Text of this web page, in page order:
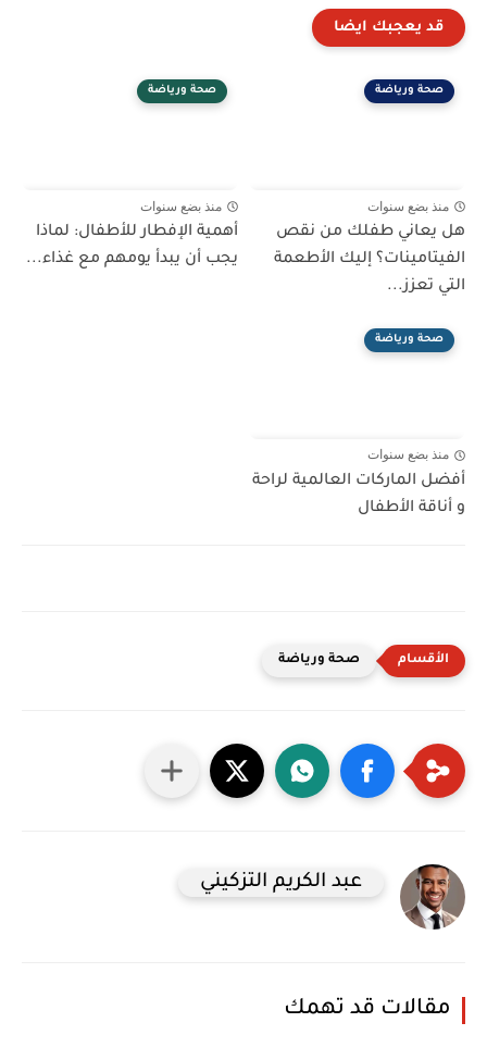
قد يعجبك ايضا
صحة ورياضة
منذ بضع سنوات
هل يعاني طفلك من نقص
الفيتامينات؟ إليك الأطعمة
التي تعزز...
صحة ورياضة
منذ بضع سنوات
أهمية الإفطار للأطفال: لماذا
يجب أن يبدأ يومهم مع غذاء...
صحة ورياضة
منذ بضع سنوات
أفضل الماركات العالمية لراحة
و أناقة الأطفال
صحة ورياضة
عبد الكريم التزكيني
مقالات قد تهمك